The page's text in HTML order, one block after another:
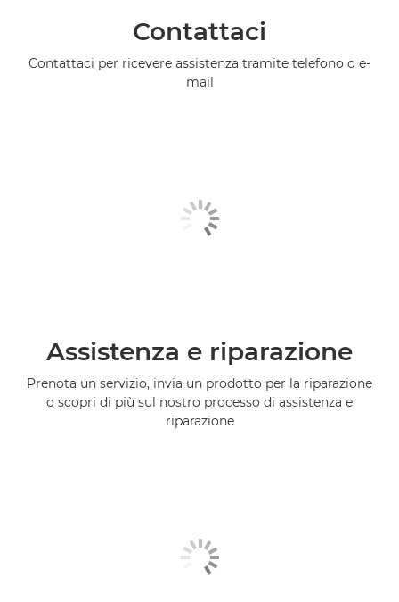
Contattaci
Contattaci per ricevere assistenza tramite telefono o e-
mail
Assistenza e riparazione
Prenota un servizio, invia un prodotto per la riparazione
o scopri di più sul nostro processo di assistenza e
riparazione